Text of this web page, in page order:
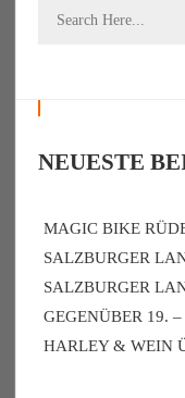
NEUESTE
MAGIC BIKE
SALZBURGER
SALZBURGER
GEGENÜBER 19.
HARLEY & WEIN